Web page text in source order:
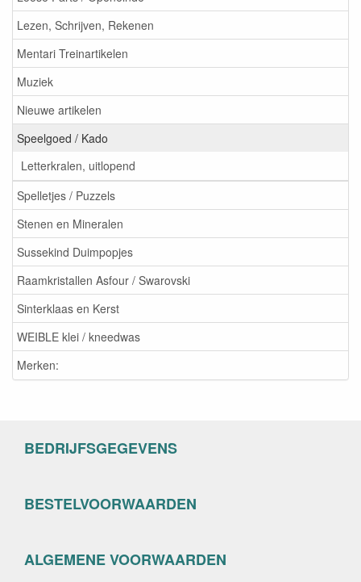
Lezen, Schrijven, Rekenen
Mentari Treinartikelen
Muziek
Nieuwe artikelen
Speelgoed / Kado
Letterkralen, uitlopend
Spelletjes / Puzzels
Stenen en Mineralen
Sussekind Duimpopjes
Raamkristallen Asfour / Swarovski
Sinterklaas en Kerst
WEIBLE klei / kneedwas
Merken:
BEDRIJFSGEGEVENS
BESTELVOORWAARDEN
ALGEMENE VOORWAARDEN